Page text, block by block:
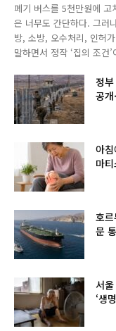
폐기 버스를 5천만원에
은 너무도 간단하다. 그러
방, 소방, 오수처리, 인허
말하면서 정작 ‘집의 조건
정
공개
아
마
호
문
서
‘생